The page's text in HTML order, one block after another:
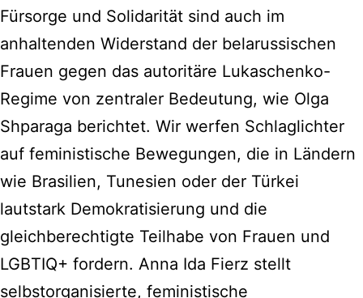
Fürsorge und Solidarität sind auch im
anhaltenden Widerstand der belarussischen
Frauen gegen das autoritäre Lukaschenko-
Regime von zentraler Bedeutung, wie Olga
Shparaga berichtet. Wir werfen Schlaglichter
auf feministische Bewegungen, die in Ländern
wie Brasilien, Tunesien oder der Türkei
lautstark Demokratisierung und die
gleichberechtigte Teilhabe von Frauen und
LGBTIQ+ fordern. Anna Ida Fierz stellt
selbstorganisierte, feministische